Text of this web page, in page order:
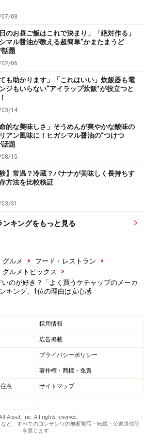
・女性）」「トマトの酸味と甘さが
いしい（20代・女性）」「甘くてお
）」「甘くて自分の口にあっている
」「甘さと酸味のバランスが好みだ
」「カゴメが一番おいしかった（30
ぱくないから（30代・女性）」「ト
つ、甘さがあるから。テクスチャも
、こってりし過ぎずで料理に使いや
性）」
ケチャップは甘さが印象に残るケチ
もうこれは本当に味の好みでチョイ
に関するコメントもたくさんありま
で安心できるから。味もおいしい
となくトマト商品に強いイメージが
女性）」「安心できる日本のメーカ
性）」「他のメーカーよりも信頼性
カゴメに特徴的だったのは、「昔か
いうコメントがたくさんあったこ
のある定番だから（40代・女性）」
時代から慣れ親しんでいるケチャッ
性）」「実家でもこのケチャップだ
07/08
日のお昼ご飯はこれで決まり」「絶対作る」
マル醤油が教える超簡単“かまたまうど
話題
02/06
ても助かります」「これはいい」炊飯器も電
ジもいらない“アイラップ炊飯”が役立つと
03/14
命的な美味しさ」そうめんが爽やかな酸味の
アン風味に！ヒガシマル醤油の“つけつ
話題
08/15
験】常温？冷蔵？バナナが美味しく長持ちす
方法を比較検証
31
ンキングをもっと見る
グルメ > フード・レストラン
>
グルメトピックス
>
のが好き？「よく買うケチャップのメーカ
キング、1位の理由は安心感
採用情報
広告掲載
プライバシーポリシー
著作権・商標・免責
意 サイトマップ
About, Inc. All rights reserved.
ど、すべてのコンテンツの無断複写・転載・公衆送信等
を禁じます